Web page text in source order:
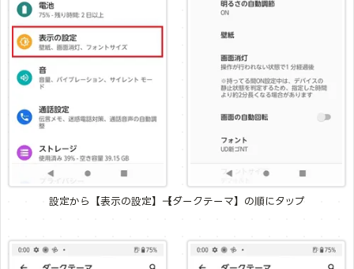
設定から【表示の設定】→【ダークテーマ】の順にタップ